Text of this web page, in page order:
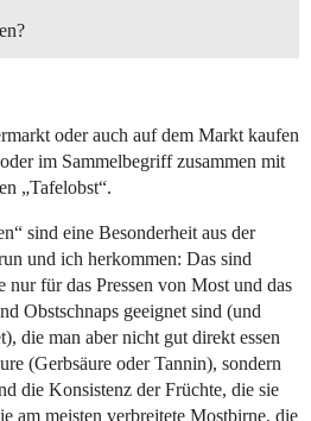
oder auch auf dem Markt kaufen
im Sammelbegriff zusammen mit
„Tafelobst“.
sind eine Besonderheit aus der
und ich herkommen: Das sind
für das Pressen von Most und das
Obstschnaps geeignet sind (und
die man aber nicht gut direkt essen
(Gerbsäure oder Tannin), sondern
die Konsistenz der Früchte, die sie
am meisten verbreitete Mostbirne, die